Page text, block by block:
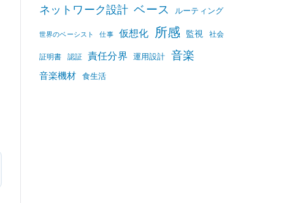
ネットワーク設計 ベース ルーティング
世界のベーシスト 仕事 仮想化 所感 監視 社会
証明書 認証 責任分界 運用設計 音楽
音楽機材 食生活